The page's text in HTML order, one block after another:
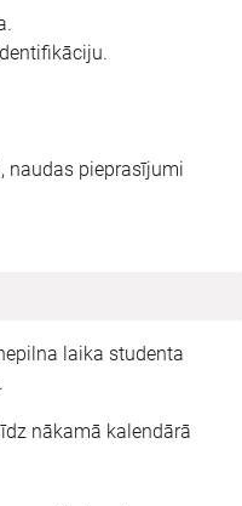
naudas pieprasījumi
laika studenta
nākamā kalendārā